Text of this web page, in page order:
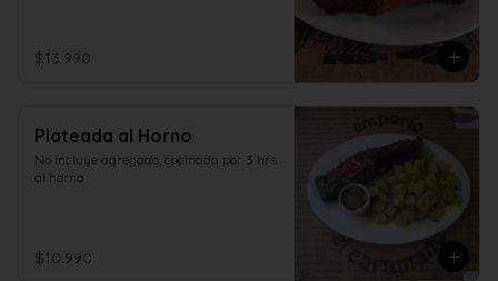
$13.990
Plateada al Horno
No incluye agregado, cocinada por 3 hrs.
al horno
$10.990